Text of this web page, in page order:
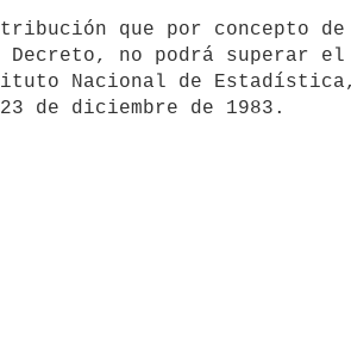
Decreto, no podrá superar
Nacional de